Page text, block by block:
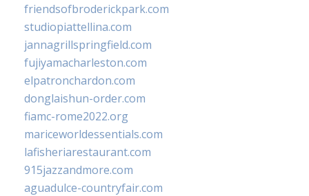
friendsofbroderickpark.com
studiopiattellina.com
jannagrillspringfield.com
fujiyamacharleston.com
elpatronchardon.com
donglaishun-order.com
fiamc-rome2022.org
mariceworldessentials.com
lafisheriarestaurant.com
915jazzandmore.com
aguadulce-countryfair.com